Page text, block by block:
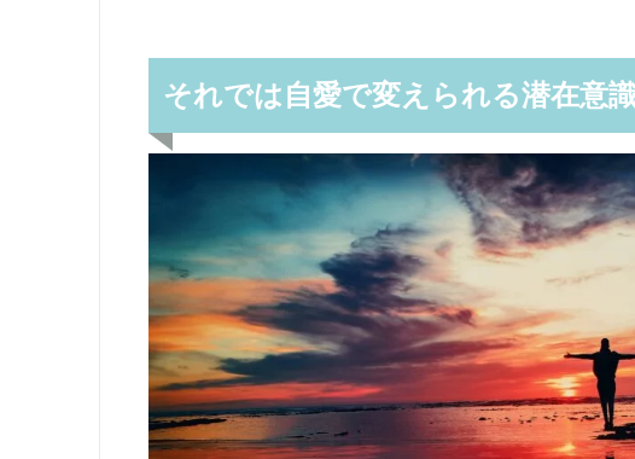
それでは自愛で変えられる潜在意